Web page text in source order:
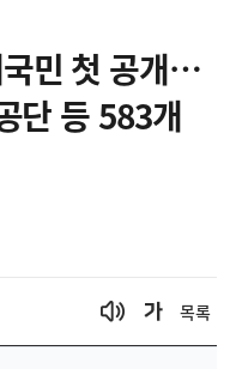
민 첫 공개…
단 등 583개
목록